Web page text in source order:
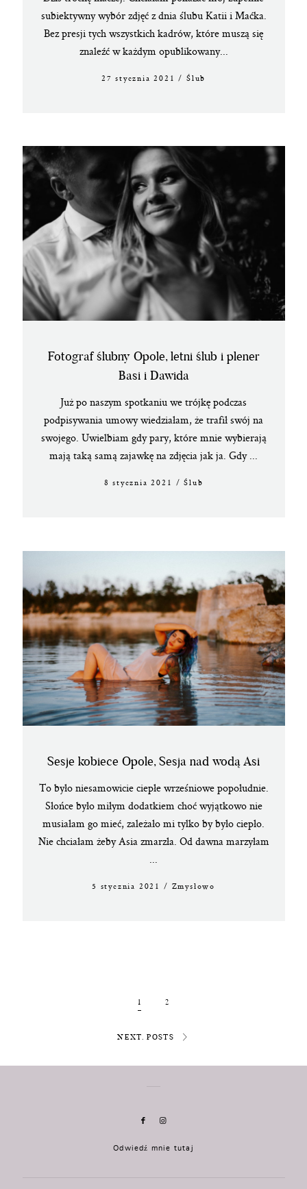
subiektywny wybór zdjęć z dnia ślubu Katii i Maćka.
Bez presji tych wszystkich kadrów, które muszą się
znaleźć w każdym opublikowany...
27 stycznia 2021/ Ślub
Fotograf ślubny Opole, letni ślub i plener
Basi i Dawida
Już po naszym spotkaniu we trójkę podczas
podpisywania umowy wiedziałam, że trafił swój na
swojego. Uwielbiam gdy pary, które mnie wybierają
mają taką samą zajawkę na zdjęcia jak ja. Gdy ...
8 stycznia 2021 /Ślub
Sesje kobiece Opole, Sesja nad wodą Asi
To było niesamowicie ciepłe wrześniowe popołudnie.
Słońce było miłym dodatkiem choć wyjątkowo nie
musiałam go mieć, zależało mi tylko by było ciepło.
Nie chciałam żeby Asia zmarzła. Od dawna marzyłam
...
5 stycznia 2021 / Zmysłowo
1 2
NEXT. POSTS
Odwiedź mnie tutaj